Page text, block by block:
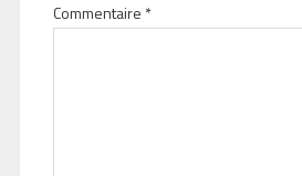
Commentaire *